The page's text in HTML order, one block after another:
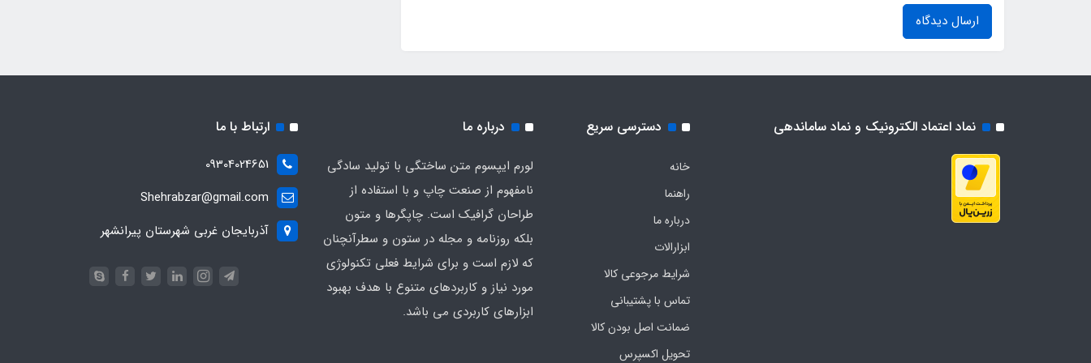
ارسال دیدگاه
نماد اعتماد الکترونیک و نماد ساماندهی دسترسی سریع
خانه
راهنما
درباره ما
ابزارالات
شرایط مرجوعی کالا
تماس با پشتیبانی
ضمانت اصل بودن کالا
تحویل اکسپرس
درباره ما
لورم ایپسوم متن ساختگی با تولید سادگی
نامفهوم از صنعت چاپ و با استفاده از
طراحان گرافیک است. چاپگرها و متون
بلکه روزنامه و مجله در ستون و سطرآنچنان
که لازم است و برای شرایط فعلی تکنولوژی
مورد نیاز و کاربردهای متنوع با هدف بهبود
ابزارهای کاربردی می باشد.
ارتباط با ما
09304024651
Shehrabzar@gmail.com
آذربایجان غربی شهرستان پیرانشهر